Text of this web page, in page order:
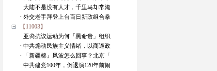
· 大陆不是没有人才，千里马却常淹
· 外交老手拜登上台百日新政组合拳
【11003】
· 亚裔抗议运动为何「黑命贵」组织
· 中共煽动民族主义情绪，以商逼政
· 「新疆棉」风波怎么回事？北京「
· 中共建党100年，倒退演120年前闹